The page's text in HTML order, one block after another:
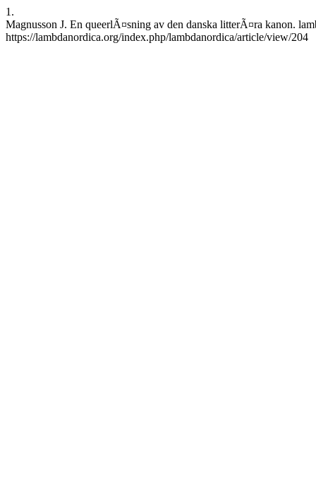
1.
Magnusson J. En queerlÃ¤sning av den danska litterÃ¤ra kanon.
https://lambdanordica.org/index.php/lambdanordica/article/view/204